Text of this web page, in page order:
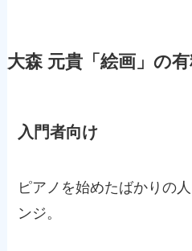
大森 元貴「絵画」の
入門者向け
ピアノを始めたばかりの
ンジ。